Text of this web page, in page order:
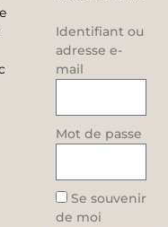
Identifiant ou
adresse e-
mail
Mot de passe
Se souvenir
de moi